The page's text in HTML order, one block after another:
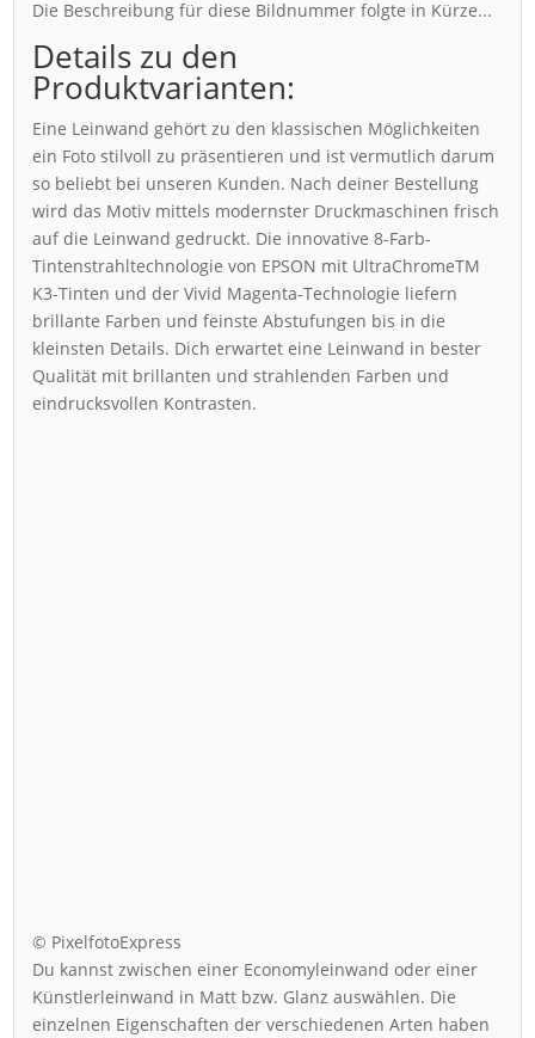
Die Beschreibung für diese Bildnummer folgte in Kürze...
Details zu den
Produktvarianten:
Eine Leinwand gehört zu den klassischen Möglichkeiten
ein Foto stilvoll zu präsentieren und ist vermutlich darum
so beliebt bei unseren Kunden. Nach deiner Bestellung
wird das Motiv mittels modernster Druckmaschinen frisch
auf die Leinwand gedruckt. Die innovative 8-Farb-
Tintenstrahltechnologie von EPSON mit UltraChromeTM
K3-Tinten und der Vivid Magenta-Technologie liefern
brillante Farben und feinste Abstufungen bis in die
kleinsten Details. Dich erwartet eine Leinwand in bester
Qualität mit brillanten und strahlenden Farben und
eindrucksvollen Kontrasten.
© PixelfotoExpress
Du kannst zwischen einer Economyleinwand oder einer
Künstlerleinwand in Matt bzw. Glanz auswählen. Die
einzelnen Eigenschaften der verschiedenen Arten haben